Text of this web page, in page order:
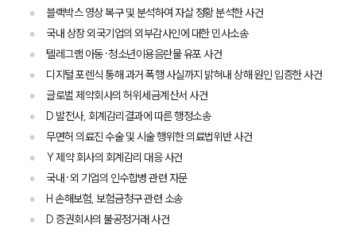
대륜법률상담예약
블랙박스 영상 복구 및 분석하여 자살 정황 분석한 사건
국내 상장 외국기업의 외부감사인에 대한 민사소송
텔레그램 아동·청소년이용음란물 유포 사건
디지털 포렌식 통해 과거 폭행 사실까지 밝혀내 상해 원인 입증한 사건
글로벌 제약회사의 허위세금계산서 사건
D 발전사, 회계감리결과에 따른 행정소송
무면허 의료진 수술 및 시술 행위한 의료법위반 사건
Y 제약 회사의 회계감리 대응 사건
국내·외 기업의 인수합병 관련 자문
H 손해보험, 보험금청구 관련 소송
D 증권회사의 불공정거래 사건